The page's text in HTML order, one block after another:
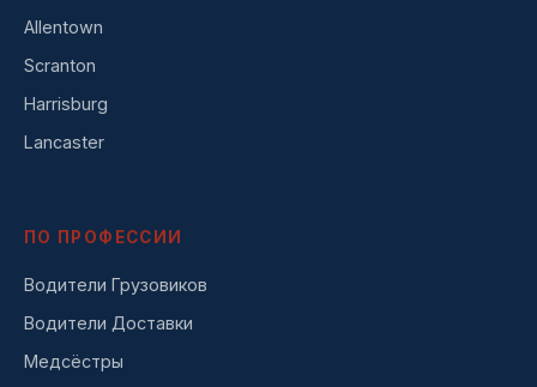
Allentown
Scranton
Harrisburg
Lancaster
ПО ПРОФЕССИИ
Водители Грузовиков
Водители Доставки
Медсёстры